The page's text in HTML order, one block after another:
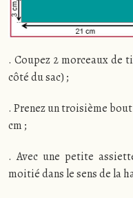
. Coupez 2 morceaux de
côté du sac) ;
. Prenez un troisième
cm ;
. Avec une petite
moitié dans le sens de la